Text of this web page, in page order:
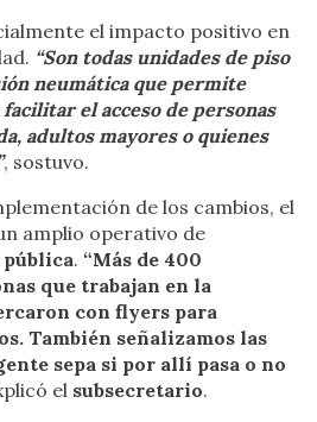
el impacto positivo en
“Son todas unidades de piso
neumática que permite
el acceso de personas
adultos mayores o quienes
, sostuvo.
de los cambios, el
amplio operativo de
. “Más de 400
que trabajan en la
con flyers para
También señalizamos las
sepa si por allí pasa o no
el subsecretario.